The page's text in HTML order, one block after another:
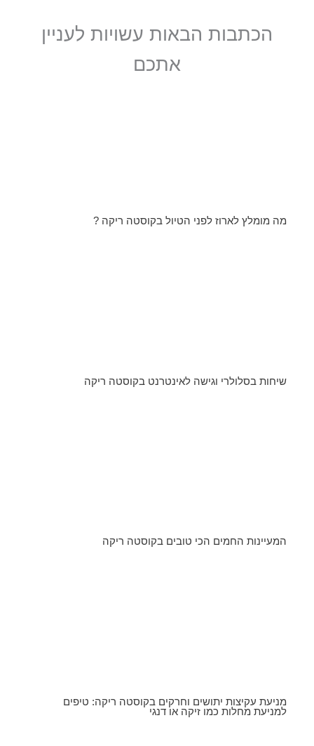
הכתבות הבאות עשויות לעניין
אתכם
מה מומלץ לארוז לפני הטיול בקוסטה ריקה ?
שיחות בסלולרי וגישה לאינטרנט בקוסטה ריקה
המעיינות החמים הכי טובים בקוסטה ריקה
מניעת עקיצות יתושים וחרקים בקוסטה ריקה: טיפים
למניעת מחלות כמו זיקה או דנגי